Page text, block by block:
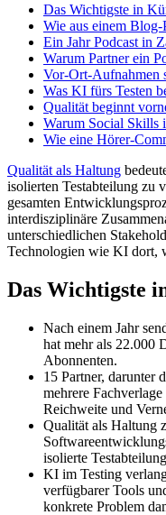
Das Wichtigste in
Wie aus einem
Ein Jahr Podcast in
Warum Partner ein
Vor-Ort-Aufnahmen
Was KI fürs Testen
Qualität beginnt
Warum Social Skills
Wie eine Hörer-
Qualität als Haltung
isolierten Testabteilung zu
gesamten
interdisziplinäre
unterschiedlichen
Technologien wie KI dort,
Das Wichtigste
Nach einem Jahr
hat mehr als 22.000
Abonnenten.
15 Partner, darunter
mehrere
Reichweite und
Qualität als Haltung
isolierte
KI im Testing
verfügbarer Tools
konkrete Problem